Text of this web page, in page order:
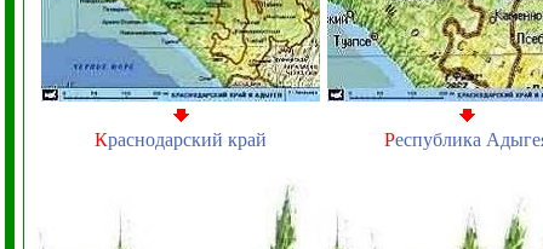
Краснодарский край Республика